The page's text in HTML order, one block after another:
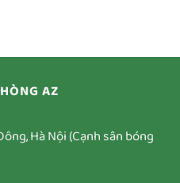
AZ
Hà Nội (Cạnh sân bóng